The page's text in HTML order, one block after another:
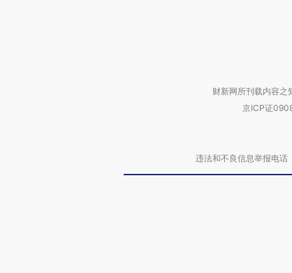
财新网所刊载内容之
京ICP证
违法和不良信息举报电